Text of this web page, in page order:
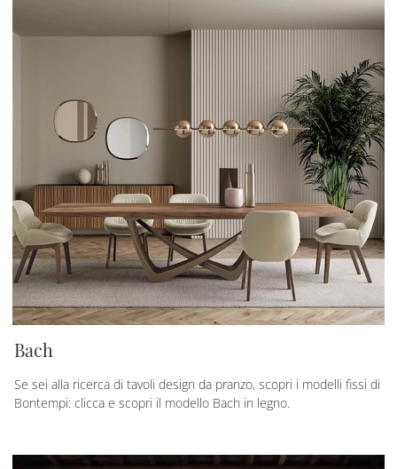
Bach
Se sei alla ricerca di tavoli design da pranzo, scopri i modelli fissi di
Bontempi: clicca e scopri il modello Bach in legno.